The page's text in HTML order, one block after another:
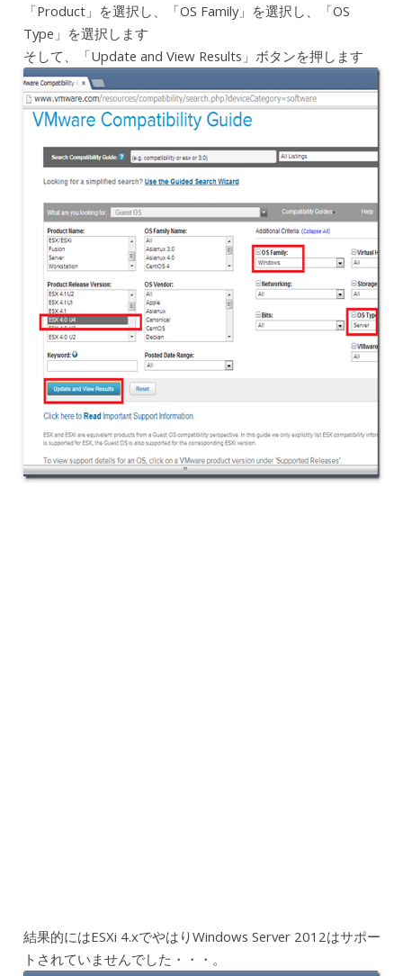
「Product」を選択し、「OS Family」を選択し、「OS
Type」を選択します
そして、「Update and View Results」ボタンを押します
結果的にはESXi 4.xでやはりWindows Server 2012はサポー
トされていませんでした・・・。